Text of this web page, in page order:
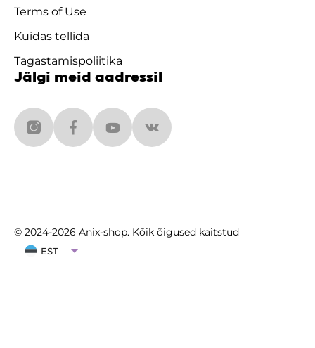
Terms of Use
Kuidas tellida
Tagastamispoliitika
Jälgi meid aadressil
© 2024-2026 Anix-shop. Kõik õigused kaitstud
EST